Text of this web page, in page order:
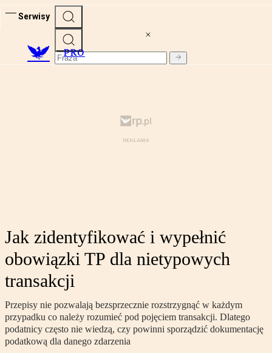
Serwisy
PRO
Jak zidentyfikować i wypełnić
obowiązki TP dla nietypowych
transakcji
Przepisy nie pozwalają bezsprzecznie rozstrzygnąć w każdym
przypadku co należy rozumieć pod pojęciem transakcji. Dlatego
podatnicy często nie wiedzą, czy powinni sporządzić dokumentację
podatkową dla danego zdarzenia